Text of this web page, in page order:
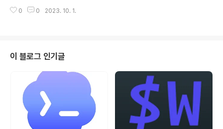
악 앱은 영문.. 등등 각 앱마다 기본 언어를 설정함으로써..
것이 큰 과제중에 하나 였습니다. 아무래도 로딩 속도에 지
ptiImage 같은 앱들이 굉장히 좋은 평가를 받았습니다.
압축률이 좋아서 꽤나 파일 크기를 줄일 수 있었죠. 문제는
압축 속도가 느리다는 것이 흠이라면 흠이랄까.. 오늘 소개
해 드리는 Caesium Image Compressor는 윈도우와
macOS를 모두 지원하는 Image Compressor 앱으로
최신앱 답..
0 0 2023. 10. 1.
이 블로그 인기글